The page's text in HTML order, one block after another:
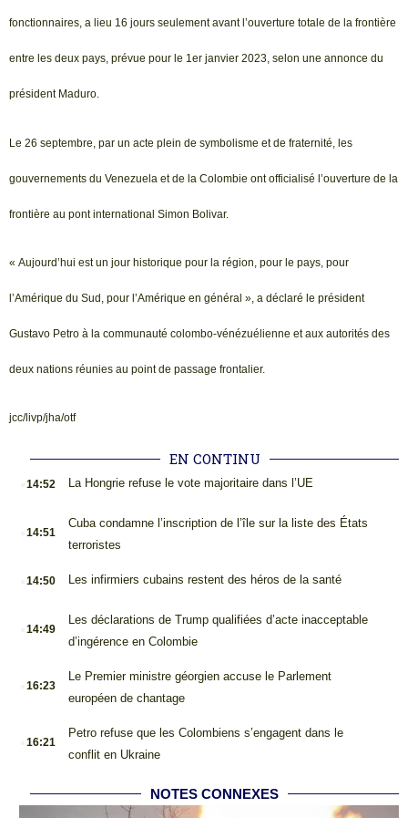
fonctionnaires, a lieu 16 jours seulement avant l’ouverture totale de la frontière
entre les deux pays, prévue pour le 1er janvier 2023, selon une annonce du
président Maduro.
Le 26 septembre, par un acte plein de symbolisme et de fraternité, les
gouvernements du Venezuela et de la Colombie ont officialisé l’ouverture de la
frontière au pont international Simon Bolivar.
« Aujourd’hui est un jour historique pour la région, pour le pays, pour
l’Amérique du Sud, pour l’Amérique en général », a déclaré le président
Gustavo Petro à la communauté colombo-vénézuélienne et aux autorités des
deux nations réunies au point de passage frontalier.
jcc/livp/jha/otf
EN CONTINU
14:52 La Hongrie refuse le vote majoritaire dans l’UE
14:51
Cuba condamne l’inscription de l’île sur la liste des États
terroristes
14:50 Les infirmiers cubains restent des héros de la santé
14:49
Les déclarations de Trump qualifiées d’acte inacceptable
d’ingérence en Colombie
16:23
Le Premier ministre géorgien accuse le Parlement
européen de chantage
16:21
Petro refuse que les Colombiens s’engagent dans le
conflit en Ukraine
NOTES CONNEXES